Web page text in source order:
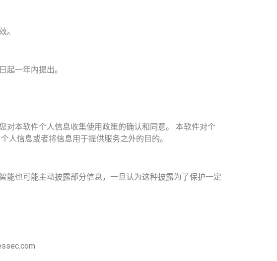
。
起一年内提出。
对本软件个人信息收集使用政策的确认和同意。 本软件对个
人信息或者将信息用于提供服务之外的目的。
也可能主动披露部分信息，一旦认为这种披露为了保护一定